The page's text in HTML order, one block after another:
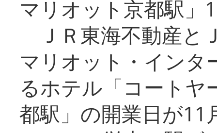
マリオット京都駅」
ＪＲ東海不動産と
マリオット・インタ
るホテル「コートヤ
都駅」の開業日が11